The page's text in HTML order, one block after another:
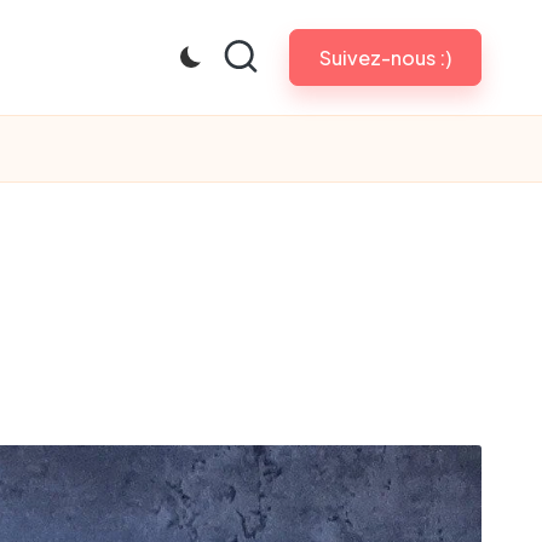
Suivez-nous :)